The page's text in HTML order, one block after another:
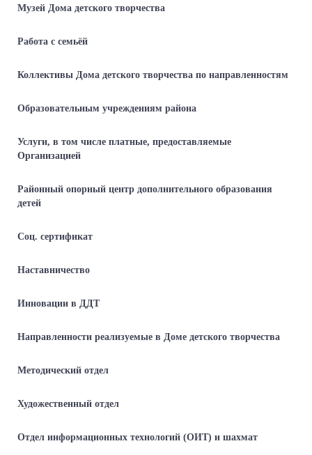
Музей Дома детского творчества
Работа с семьёй
Коллективы Дома детского творчества по направленностям
Образовательным учреждениям района
Услуги, в том числе платные, предоставляемые
Организацией
Районный опорный центр дополнительного образования
детей
Соц. сертификат
Наставничество
Инновации в ДДТ
Направленности реализуемые в Доме детского творчества
Методический отдел
Художественный отдел
Отдел информационных технологий (ОИТ) и шахмат